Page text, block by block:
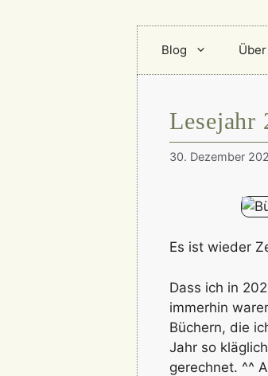
Blog
Lesejahr
30. Dezember
Es ist wieder
Dass ich in
immerhin
Büchern, die
Jahr so
gerechnet. ^^